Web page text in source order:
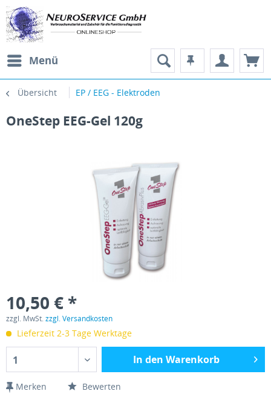
Menü
Übersicht EP / EEG - Elektroden
OneStep EEG-Gel 120g
10,50 € *
zzgl. MwSt.zzgl. Versandkosten
Lieferzeit 2-3 Tage Werktage
1 In den Warenkorb
Merken Bewerten